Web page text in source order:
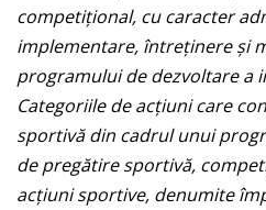
competiţional, cu caracter
implementare, întreţinere şi
programului de dezvoltare a
Categoriile de acţiuni care
sportivă din cadrul unui
de pregătire sportivă,
acţiuni sportive, denumite